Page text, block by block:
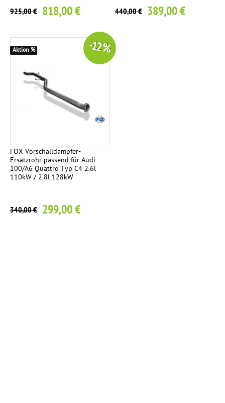
n
s
p
g
e
925,00 € 818,00 € 440,00 € 389,00 €
FOX Vorschalldämpfer-
Ersatzrohr passend für Audi
100/A6 Quattro Typ C4 2.6l
110kW / 2.8l 128kW
340,00 € 299,00 €
-12 %
Aktion %